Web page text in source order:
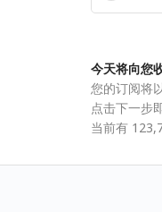
今天将向您
您的订阅将
点击下一步
当前有